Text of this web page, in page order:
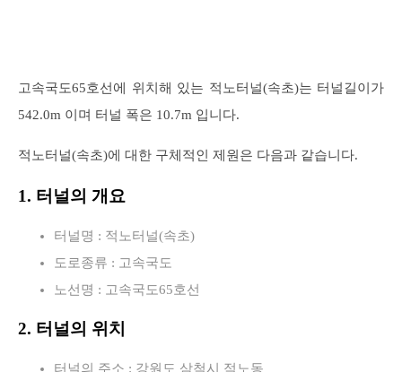
고속국도65호선에 위치해 있는 적노터널(속초)는 터널길이가
542.0m 이며 터널 폭은 10.7m 입니다.
적노터널(속초)에 대한 구체적인 제원은 다음과 같습니다.
1. 터널의 개요
터널명 : 적노터널(속초)
도로종류 : 고속국도
노선명 : 고속국도65호선
2. 터널의 위치
터널의 주소 : 강원도 삼척시 적노동